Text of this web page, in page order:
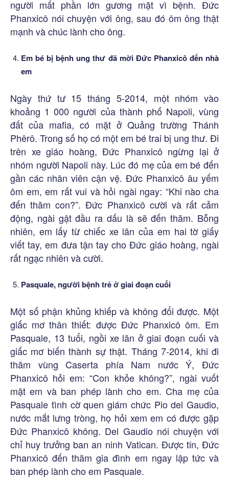
người mất phần lớn gương mặt vì bệnh. Đức
Phanxicô nói chuyện với ông, sau đó ôm ông thật
mạnh và chúc lành cho ông.
Em bé bị bệnh ung thư đã mời Đức Phanxicô đến nhà
em
Ngày thứ tư 15 tháng 5-2014, một nhóm vào
khoảng 1 000 người của thành phố Napoli, vùng
đất của mafia, có mặt ở Quảng trường Thánh
Phêrô. Trong số họ có một em bé trai bị ung thư. Đi
trên xe giáo hoàng, Đức Phanxicô ngừng lại ở
nhóm người Napoli này. Lúc đó mẹ của em bé đến
gần các nhân viên cận vệ. Đức Phanxicô âu yếm
ôm em, em rất vui và hỏi ngài ngay: “Khi nào cha
đến thăm con?”. Đức Phanxicô cười và rất cảm
động, ngài gật đầu ra dấu là sẽ đến thăm. Bỗng
nhiên, em lấy từ chiếc xe lăn của em hai tờ giấy
viết tay, em đưa tận tay cho Đức giáo hoàng, ngài
rất ngạc nhiên và cười.
Pasquale, người bệnh trẻ ở giai đoạn cuối
Một số phận khủng khiếp và không đổi được. Một
giấc mơ thân thiết: được Đức Phanxicô ôm. Em
Pasquale, 13 tuổi, ngồi xe lăn ở giai đoạn cuối và
giấc mơ biến thành sự thật. Tháng 7-2014, khi đi
thăm vùng Caserta phía Nam nước Ý, Đức
Phanxicô hỏi em: “Con khỏe không?”, ngài vuốt
mặt em và ban phép lành cho em. Cha mẹ của
Pasquale tình cờ quen giám chức Pio del Gaudio,
nước mắt lưng tròng, họ hỏi xem em có được gặp
Đức Phanxicô không. Del Gaudio nói chuyện với
chỉ huy trưởng ban an ninh Vatican. Được tin, Đức
Phanxicô đến thăm gia đình em ngay lập tức và
ban phép lành cho em Pasquale.